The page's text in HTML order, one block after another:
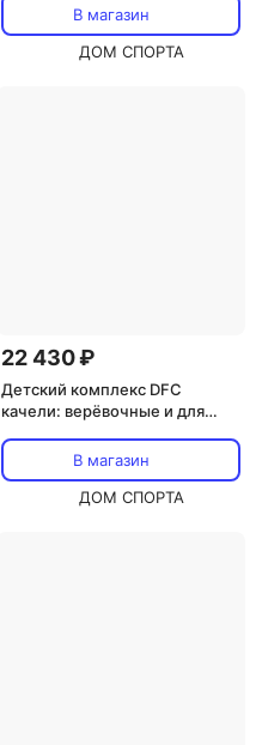
В магазин
ДОМ СПОРТА
22 430 ₽
Детский комплекс DFC
качели: верёвочные и для
В магазин
ДОМ СПОРТА